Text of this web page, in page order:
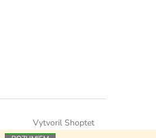
Vytvoril Shoptet